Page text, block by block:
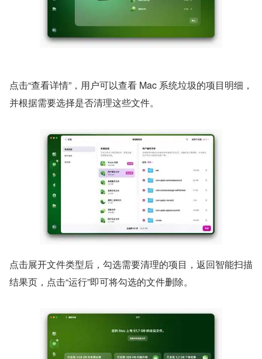
点击“查看详情”，用户可以查看 Mac 系统垃圾的项目明细，
并根据需要选择是否清理这些文件。
点击展开文件类型后，勾选需要清理的项目，返回智能扫描
结果页，点击“运行”即可将勾选的文件删除。